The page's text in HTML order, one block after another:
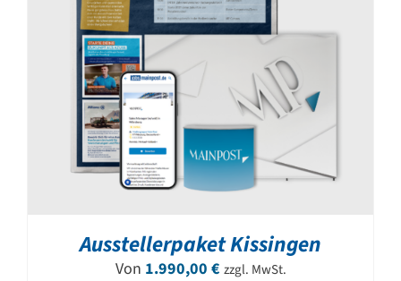
Ausstellerpaket Kissingen
Von 1.990,00 € zzgl. MwSt.